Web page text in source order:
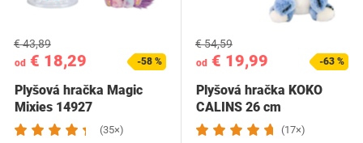
od € 18,29
€ 43,89
-58 %
Plyšová hračka Magic
Mixies 14927
(35×)
od € 19,99
€ 54,59
-63 %
Plyšová hračka KOKO
CALINS 26 cm
(17×)